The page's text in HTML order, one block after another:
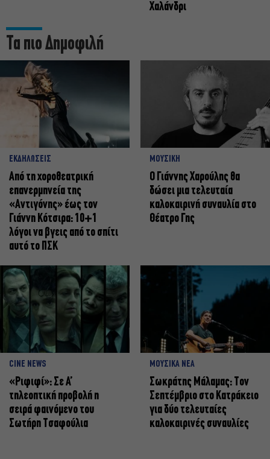
Χαλάνδρι
Τα πιο Δημοφιλή
ΕΚΔΗΛΩΣΕΙΣ
Από τη χοροθεατρική
επανερμηνεία της
«Αντιγόνης» έως τον
Γιάννη Κότσιρα: 10+1
λόγοι να βγεις από το σπίτι
αυτό το ΠΣΚ
ΜΟΥΣΙΚΗ
Ο Γιάννης Χαρούλης θα
δώσει μια τελευταία
καλοκαιρινή συναυλία στο
Θέατρο Γης
CINE NEWS
«Ριφιφί»: Σε Α’
τηλεοπτική προβολή η
σειρά φαινόμενο του
Σωτήρη Τσαφούλια
ΜΟΥΣΙΚΑ ΝΕΑ
Σωκράτης Μάλαμας: Τον
Σεπτέμβριο στο Κατράκειο
για δύο τελευταίες
καλοκαιρινές συναυλίες